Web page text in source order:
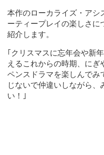
本作のローカライズ・ア
ーティープレイの楽しさ
紹介します。
｢クリスマスに忘年会や新
えるこれからの時期、に
ペンスドラマを楽しんで
じないで仲違いしながら
い！｣